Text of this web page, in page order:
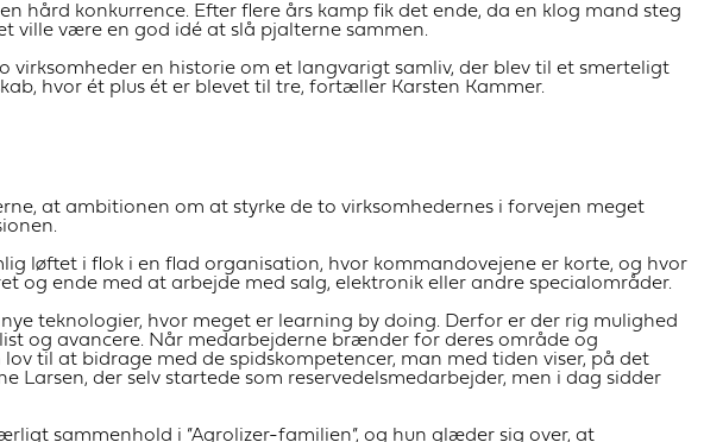
hård konkurrence. Efter flere års kamp fik det ende, da en klog mand steg
ville være en god idé at slå pjalterne sammen.
virksomheder en historie om et langvarigt samliv, der blev til et smerteligt
hvor ét plus ét er blevet til tre, fortæller Karsten Kammer.
at ambitionen om at styrke de to virksomhedernes i forvejen meget
løftet i flok i en flad organisation, hvor kommandovejene er korte, og hvor
og ende med at arbejde med salg, elektronik eller andre specialområder.
teknologier, hvor meget er learning by doing. Derfor er der rig mulighed
og avancere. Når medarbejderne brænder for deres område og
til at bidrage med de spidskompetencer, man med tiden viser, på det
Larsen, der selv startede som reservedelsmedarbejder, men i dag sidder
sammenhold i ”Agrolizer-familien”, og hun glæder sig over, at